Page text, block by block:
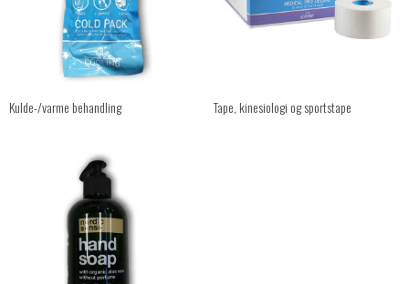
Kulde-/varme behandling Tape, kinesiologi og sportstape